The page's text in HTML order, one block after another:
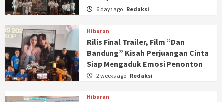
6 days ago Redaksi
Hiburan
Rilis Final Trailer, Film “Dan
Bandung” Kisah Perjuangan Cinta
Siap Mengaduk Emosi Penonton
2 weeks ago Redaksi
Hiburan